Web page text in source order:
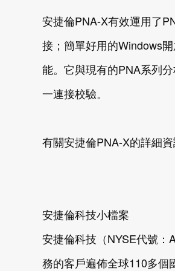
安捷倫PNA-X有效運用了
接；簡單好用的Windows
能。它與現有的PNA系列
一連接校驗。
有關安捷倫PNA-X的詳細
安捷倫科技小檔案
安捷倫科技（NYSE代號：
務的客戶遍佈全球110多個